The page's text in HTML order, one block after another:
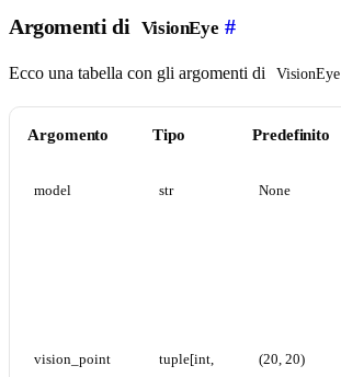
Argomenti di VisionEye #
Ecco una tabella con gli argomenti di VisionEye
Argomento Tipo Predefinito
model str None
vision_point
tuple[int,
(20, 20)